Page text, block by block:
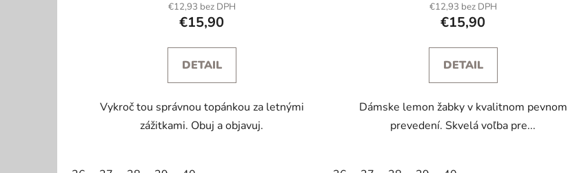
€12,93 bez DPH
€15,90
DETAIL
Vykroč tou správnou topánkou za letnými
zážitkami. Obuj a objavuj.
€12,93 bez DPH
€15,90
DETAIL
Dámske lemon žabky v kvalitnom pevnom
prevedení. Skvelá voľba pre...